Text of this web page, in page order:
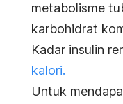
metabolisme
karbohidrat
Kadar insulin
kalori.
Untuk